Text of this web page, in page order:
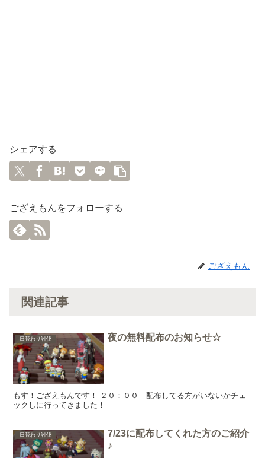
シェアする
ござえもんをフォローする
ござえもん
関連記事
日替わり討伐 夜の無料配布のお知らせ☆
もす！ござえもんです！ ２０：００ 配布してる方がいないかチェ
ックしに行ってきました！
日替わり討伐
7/23に配布してくれた方のご紹介
♪